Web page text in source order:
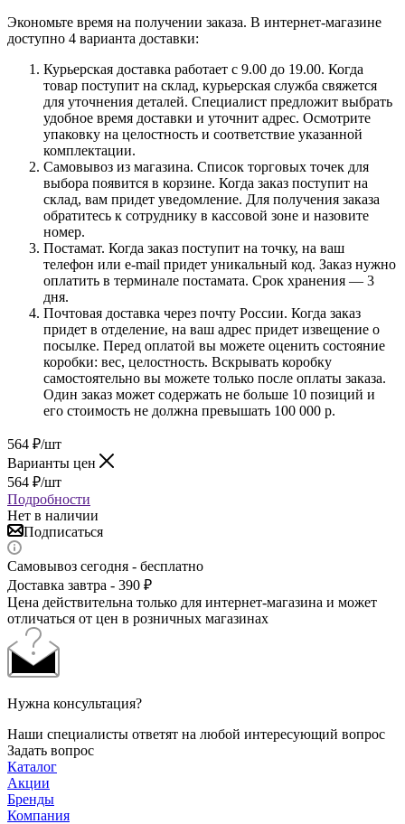
Экономьте время на получении заказа. В интернет-магазине
доступно 4 варианта доставки:
Курьерская доставка работает с 9.00 до 19.00. Когда
товар поступит на склад, курьерская служба свяжется
для уточнения деталей. Специалист предложит выбрать
удобное время доставки и уточнит адрес. Осмотрите
упаковку на целостность и соответствие указанной
комплектации.
Самовывоз из магазина. Список торговых точек для
выбора появится в корзине. Когда заказ поступит на
склад, вам придет уведомление. Для получения заказа
обратитесь к сотруднику в кассовой зоне и назовите
номер.
Постамат. Когда заказ поступит на точку, на ваш
телефон или e-mail придет уникальный код. Заказ нужно
оплатить в терминале постамата. Срок хранения — 3
дня.
Почтовая доставка через почту России. Когда заказ
придет в отделение, на ваш адрес придет извещение о
посылке. Перед оплатой вы можете оценить состояние
коробки: вес, целостность. Вскрывать коробку
самостоятельно вы можете только после оплаты заказа.
Один заказ может содержать не больше 10 позиций и
его стоимость не должна превышать 100 000 р.
564 ₽/шт
Варианты цен
564 ₽/шт
Подробности
Нет в наличии
Подписаться
Самовывоз сегодня - бесплатно
Доставка завтра - 390 ₽
Цена действительна только для интернет-магазина и может
отличаться от цен в розничных магазинах
Нужна консультация?
Наши специалисты ответят на любой интересующий вопрос
Задать вопрос
Каталог
Акции
Бренды
Компания